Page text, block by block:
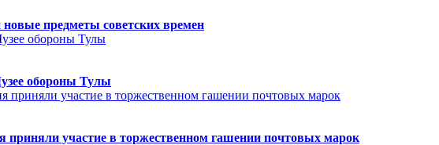
предметы советских времен
обороны Тулы
приняли участие в торжественном гашении почтовых марок